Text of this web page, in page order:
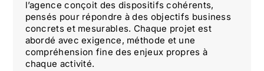
l’agence conçoit des dispositifs cohérents,
pensés pour répondre à des objectifs business
concrets et mesurables. Chaque projet est
abordé avec exigence, méthode et une
compréhension fine des enjeux propres à
chaque activité.